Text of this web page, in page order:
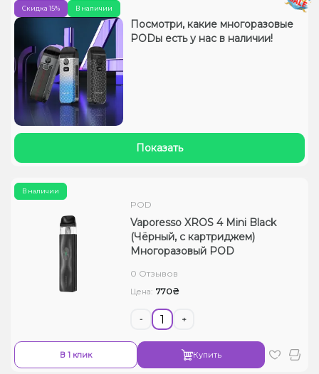
В наличии
Скидка 15%
Посмотри, какие многоразовые
PODы есть у нас в наличии!
Показать
В наличии
POD
Vaporesso XROS 4 Mini Black
(Чёрный, с картриджем)
Многоразовый POD
0 Отзывов
Цена: 770₴
- +
В 1 клик Купить